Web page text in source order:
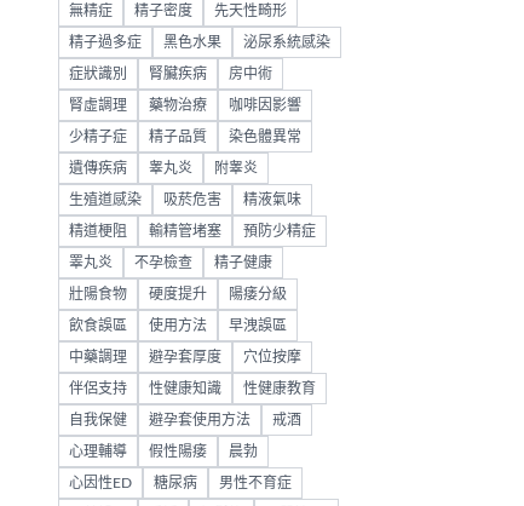
無精症 精子密度 先天性畸形
精子過多症 黑色水果 泌尿系統感染
症狀識別 腎臟疾病 房中術
腎虛調理 藥物治療 咖啡因影響
少精子症 精子品質 染色體異常
遺傳疾病 睾丸炎 附睾炎
生殖道感染 吸菸危害 精液氣味
精道梗阻 輸精管堵塞 預防少精症
睪丸炎 不孕檢查 精子健康
壯陽食物 硬度提升 陽痿分級
飲食誤區 使用方法 早洩誤區
中藥調理 避孕套厚度 穴位按摩
伴侶支持 性健康知識 性健康教育
自我保健 避孕套使用方法 戒酒
心理輔導 假性陽痿 晨勃
心因性ED 糖尿病 男性不育症